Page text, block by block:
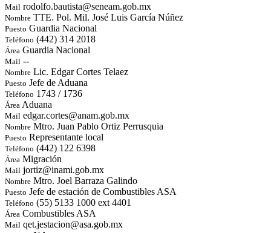
Mail rodolfo.bautista@seneam.gob.mx
Nombre TTE. Pol. Mil. José Luis García Núñez
Puesto Guardia Nacional
Teléfono (442) 314 2018
Área Guardia Nacional
Mail --
Nombre Lic. Edgar Cortes Telaez
Puesto Jefe de Aduana
Teléfono 1743 / 1736
Área Aduana
Mail edgar.cortes@anam.gob.mx
Nombre Mtro. Juan Pablo Ortiz Perrusquia
Puesto Representante local
Teléfono (442) 122 6398
Área Migración
Mail jortiz@inami.gob.mx
Nombre Mtro. Joel Barraza Galindo
Puesto Jefe de estación de Combustibles ASA
Teléfono (55) 5133 1000 ext 4401
Área Combustibles ASA
Mail qet.jestacion@asa.gob.mx